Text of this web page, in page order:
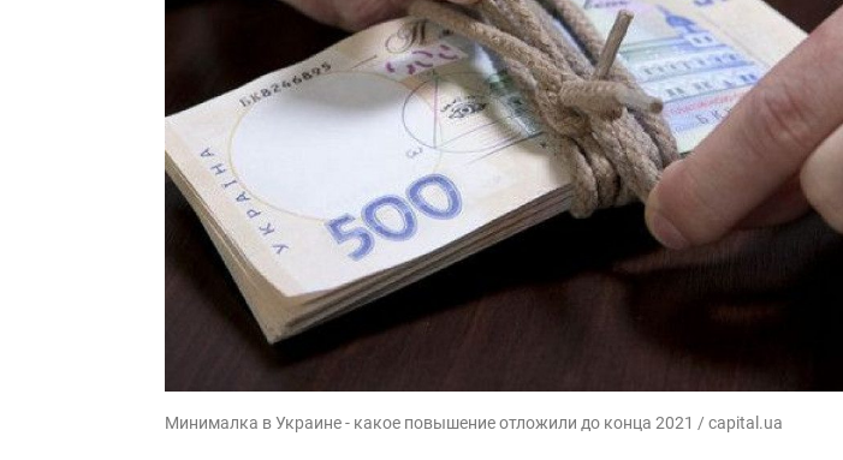
Минималка в Украине - какое повышение отложили до конца 2021 / capital.ua